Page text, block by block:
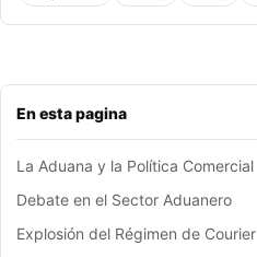
En esta pagina
La Aduana y la Política Comercial
Debate en el Sector Aduanero
Explosión del Régimen de Courier